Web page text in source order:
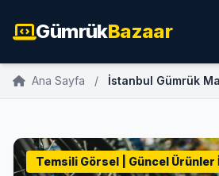
GümrükBazaar
Ana Sayfa / İstanbul Gümrük
Temsili Görsel | Güncel